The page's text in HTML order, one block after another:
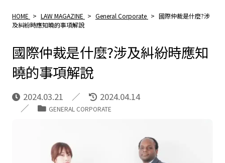
HOME > LAW MAGAZINE > General Corporate > 國際仲裁是什麼?涉
及糾紛時應知曉的事項解說
國際仲裁是什麼?涉及糾紛時應知
曉的事項解說
2024.03.21 2024.04.14
GENERAL CORPORATE